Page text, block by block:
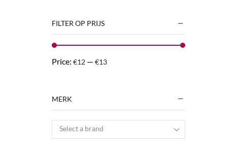
FILTER OP PRIJS
Price: €12 — €13
MERK
Select a brand